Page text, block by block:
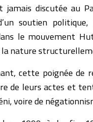
discutée au
soutien
le mouvement
la nature
cette poignée de
de leurs actes et
voire de